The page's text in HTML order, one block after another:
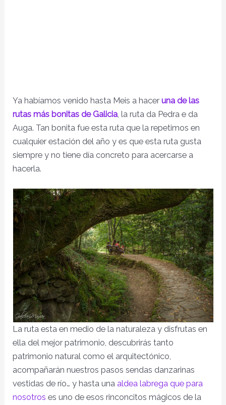
Ya habíamos venido hasta Meis a haceruna de las
rutas más bonitas de Galicia , la ruta da Pedra e da
Auga. Tan bonita fue esta ruta que la repetimos en
cualquier estación del año y es que esta ruta gusta
siempre y no tiene día concreto para acercarse a
hacerla.
La ruta esta en medio de la naturaleza y disfrutas en
ella del mejor patrimonio, descubrirás tanto
patrimonio natural como el arquitectónico,
acompañarán nuestros pasos sendas danzarinas
vestidas de río… y hasta una aldea labrega que para
nosotroses uno de esos rinconcitos mágicos de la